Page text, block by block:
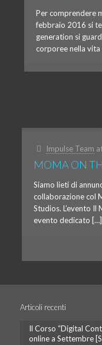
Per comprendere
febbraio 2016 si
generation si
corporee nella
Impulse Team
MOMA ON
Siamo lieti di
collaborazione col
Studios. L’evento Il
evento dedicato […]
Articoli recenti
Il Corso “Digital
online a Settembre